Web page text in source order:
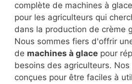
complète de machines à
pour les agriculteurs qui
dans la production de crème
Nous sommes fiers d'offrir
de machines à glace pour
besoins des agriculteurs.
conçues pour être faciles à